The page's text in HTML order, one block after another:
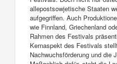
allepostsowjetische Staaten
aufgegriffen. Auch
wie Finnland, Griechenland
Rahmen des Festivals
Kernaspekt des Festivals
Nachwuchsförderung und die